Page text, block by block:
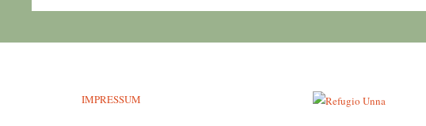
IMPRESSUM